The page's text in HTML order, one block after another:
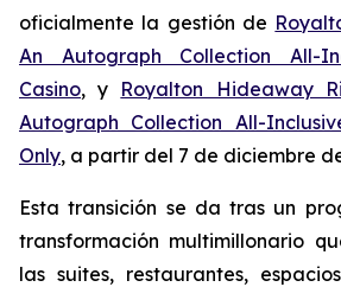
oficialmente la gestión de
An Autograph Collection All-
Casino, y Royalton Hideaway
Autograph Collection All-
Only, a partir del 7 de diciembre
Esta transición se da tras un
transformación multimillonario
las suites, restaurantes,